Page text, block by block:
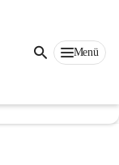
Menü